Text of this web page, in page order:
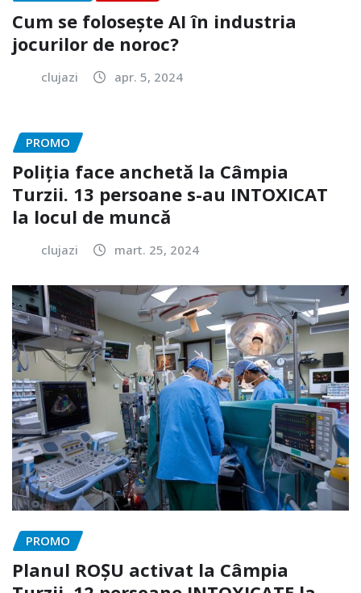
Cum se folosește AI în industria
jocurilor de noroc?
clujazi apr. 5, 2024
PROMO
Poliția face anchetă la Câmpia
Turzii. 13 persoane s-au INTOXICAT
la locul de muncă
clujazi mart. 25, 2024
PROMO
Planul ROȘU activat la Câmpia